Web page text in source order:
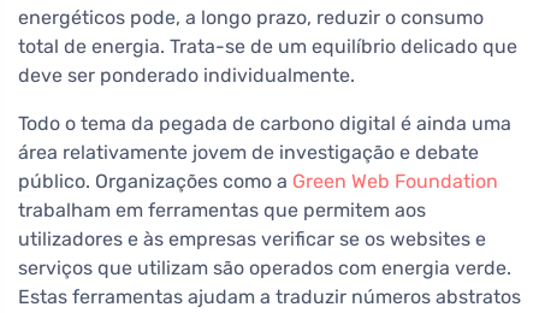
energéticos pode, a longo prazo, reduzir o consumo
total de energia. Trata-se de um equilíbrio delicado que
deve ser ponderado individualmente.
Todo o tema da pegada de carbono digital é ainda uma
área relativamente jovem de investigação e debate
público. Organizações como a Green Web Foundation
trabalham em ferramentas que permitem aos
utilizadores e às empresas verificar se os websites e
serviços que utilizam são operados com energia verde.
Estas ferramentas ajudam a traduzir números abstratos